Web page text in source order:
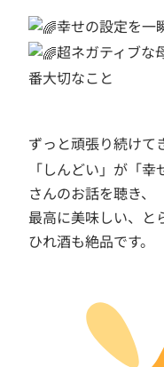
幸せの設定を一
超ネガティブな
番大切なこと
ずっと頑張り続けて
「しんどい」が「
さんのお話を聴き、
最高に美味しい、と
ひれ酒も絶品です。